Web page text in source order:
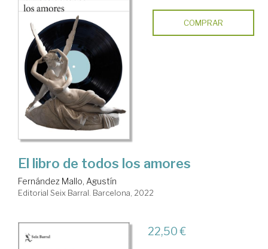
COMPRAR
El libro de todos los amores
Fernández Mallo, Agustín
Editorial Seix Barral. Barcelona, 2022
22,50 €